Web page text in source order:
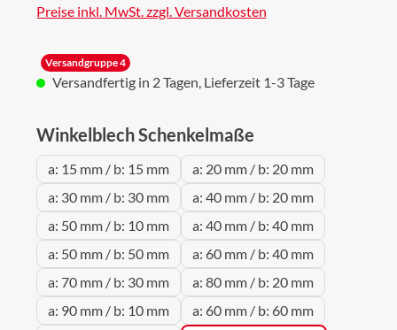
Preise inkl. MwSt. zzgl. Versandkosten
Versandgruppe 4
Versandfertig in 2 Tagen, Lieferzeit 1-3 Tage
Winkelblech Schenkelmaße
a: 15 mm / b: 15 mm
a: 20 mm / b: 20 mm
a: 30 mm / b: 30 mm
a: 40 mm / b: 20 mm
a: 50 mm / b: 10 mm
a: 40 mm / b: 40 mm
a: 50 mm / b: 50 mm
a: 60 mm / b: 40 mm
a: 70 mm / b: 30 mm
a: 80 mm / b: 20 mm
a: 90 mm / b: 10 mm
a: 60 mm / b: 60 mm